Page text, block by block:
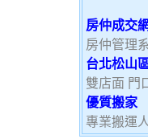
房仲成交
房仲管理
台北松山
雙店面 門
優質搬家
專業搬運